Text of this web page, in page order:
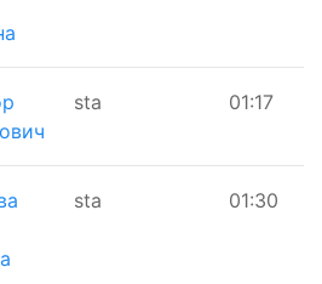
sta 01:17
sta 01:30